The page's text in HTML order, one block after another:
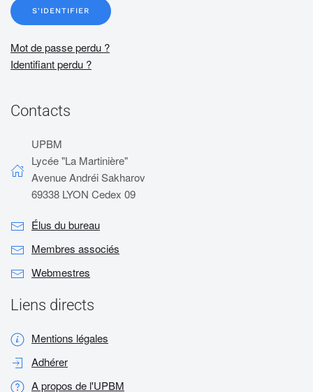
S'IDENTIFIER
Mot de passe perdu ?
Identifiant perdu ?
Contacts
UPBM
Lycée "La Martinière"
Avenue Andréi Sakharov
69338 LYON Cedex 09
Élus du bureau
Membres associés
Webmestres
Liens directs
Mentions légales
Adhérer
A propos de l'UPBM